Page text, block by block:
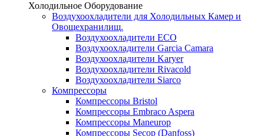
Холодильное Оборудование
Воздухоохладители для Холодильных Камер и
Овощехранилищ.
Воздухоохладители ECO
Воздухоохладители Garcia Camara
Воздухоохладители Karyer
Воздухоохладители Rivacold
Воздухоохладители Siarco
Компрессоры
Компрессоры Bristol
Компрессоры Embraco Aspera
Компрессоры Maneurop
Компрессоры Secop (Danfoss)